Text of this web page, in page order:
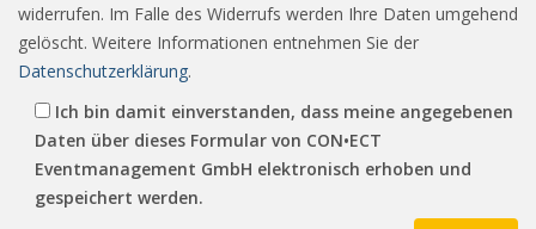
widerrufen. Im Falle des Widerrufs werden Ihre Daten umgehend
gelöscht. Weitere Informationen entnehmen Sie der
Datenschutzerklärung.
Ich bin damit einverstanden, dass meine angegebenen
Daten über dieses Formular von CON•ECT
Eventmanagement GmbH elektronisch erhoben und
gespeichert werden.